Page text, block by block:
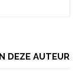
DEZE AUTEUR